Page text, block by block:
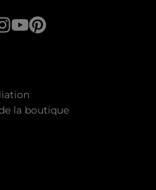
la boutique